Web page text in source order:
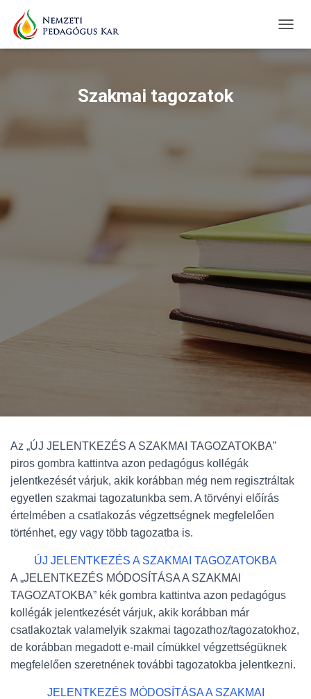
Szakmai tagozatok
Az „ÚJ JELENTKEZÉS A SZAKMAI TAGOZATOKBA”
piros gombra kattintva azon pedagógus kollégák
jelentkezését várjuk, akik korábban még nem regisztráltak
egyetlen szakmai tagozatunkba sem. A törvényi előírás
értelmében a csatlakozás végzettségnek megfelelően
történhet, egy vagy több tagozatba is.
ÚJ JELENTKEZÉS A SZAKMAI TAGOZATOKBA
A „JELENTKEZÉS MÓDOSÍTÁSA A SZAKMAI
TAGOZATOKBA” kék gombra kattintva azon pedagógus
kollégák jelentkezését várjuk, akik korábban már
csatlakoztak valamelyik szakmai tagozathoz/tagozatokhoz,
de korábban megadott e-mail címükkel végzettségüknek
megfelelően szeretnének további tagozatokba jelentkezni.
JELENTKEZÉS MÓDOSÍTÁSA A SZAKMAI